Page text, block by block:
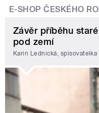
E-SHOP ČESKÉHO
Závěr příběhu
pod zemí
Karin Lednická, spisovatelka